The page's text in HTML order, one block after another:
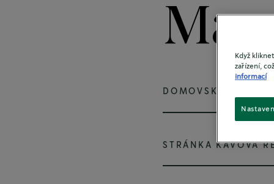
DOMOVSKÁ
STRÁNKA KÁVOVÁ
Když
zařízení,
informací